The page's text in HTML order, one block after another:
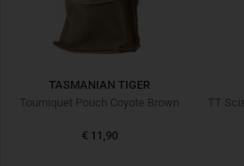
TASMANIAN TIGER
Tourniquet Pouch Coyote Brown
€ 11,90